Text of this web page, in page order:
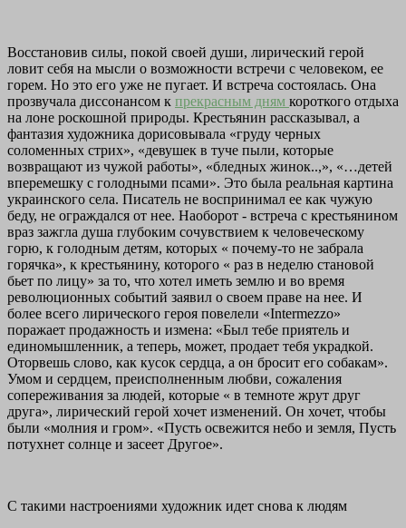
Восстановив силы, покой своей души, лирический герой
ловит себя на мысли о возможности встречи с человеком, ее
горем. Но это его уже не пугает. И встреча состоялась. Она
прозвучала диссонансом к прекрасным дням короткого отдыха
на лоне роскошной природы. Крестьянин рассказывал, а
фантазия художника дорисовывала «груду черных
соломенных стрих», «девушек в туче пыли, которые
возвращают из чужой работы», «бледных жинок..,», «…детей
вперемешку с голодными псами». Это была реальная картина
украинского села. Писатель не воспринимал ее как чужую
беду, не ограждался от нее. Наоборот - встреча с крестьянином
враз зажгла душа глубоким сочувствием к человеческому
горю, к голодным детям, которых « почему-то не забрала
горячка», к крестьянину, которого « раз в неделю становой
бьет по лицу» за то, что хотел иметь землю и во время
революционных событий заявил о своем праве на нее. И
более всего лирического героя повелели «Intermezzo»
поражает продажность и измена: «Был тебе приятель и
единомышленник, а теперь, может, продает тебя украдкой.
Оторвешь слово, как кусок сердца, а он бросит его собакам».
Умом и сердцем, преисполненным любви, сожаления
сопереживания за людей, которые « в темноте жрут друг
друга», лирический герой хочет изменений. Он хочет, чтобы
были «молния и гром». «Пусть освежится небо и земля, Пусть
потухнет солнце и засеет Другое».
С такими настроениями художник идет снова к людям